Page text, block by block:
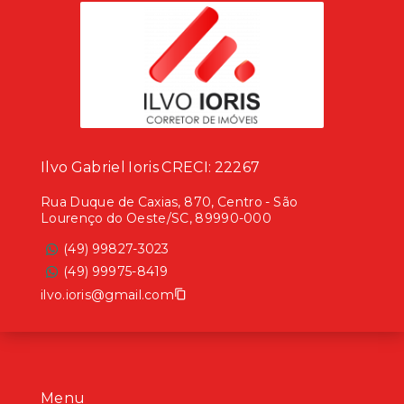
Menu
Ilvo Gabriel Ioris CRECI: 22267
Rua Duque de Caxias, 870, Centro - São
Lourenço do Oeste/SC, 89990-000
(49) 99827-3023
(49) 99975-8419
ilvo.ioris@gmail.com